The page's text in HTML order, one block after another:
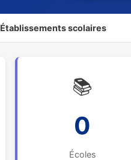
Établissements scolaires
📚
0
Écoles